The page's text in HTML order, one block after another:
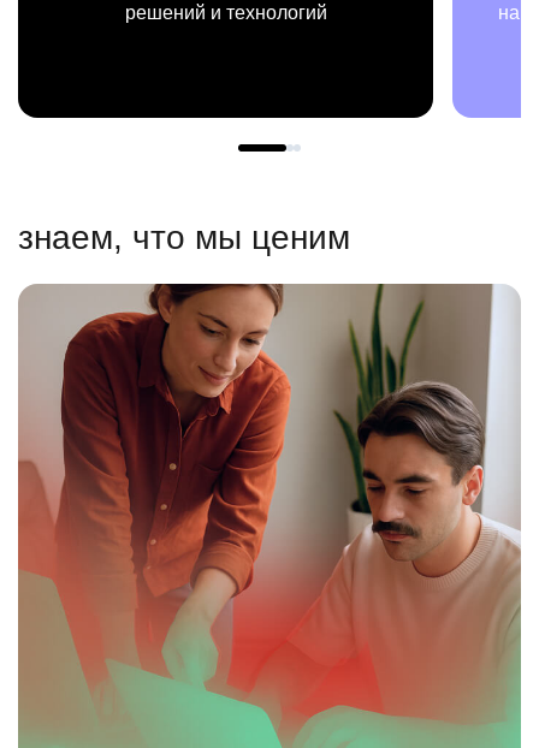
и технологий
нашей работы меняют
знаем, что мы ценим